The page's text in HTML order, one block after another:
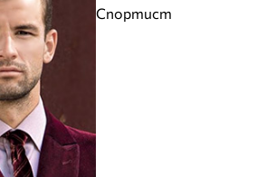
Спортист